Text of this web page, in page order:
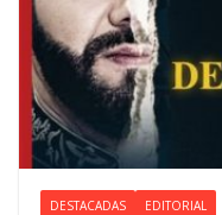
DESTACADAS EDITORIAL